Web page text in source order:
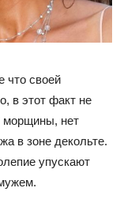
что своей
в этот факт не
морщины, нет
в зоне декольте.
упускают